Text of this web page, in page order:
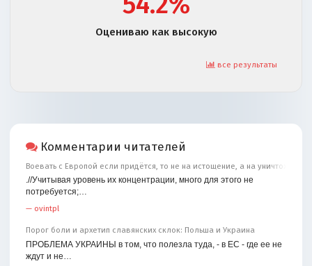
Оцениваю как высокую
все результаты
Комментарии читателей
Воевать с Европой если придётся, то не на истощение, а на уничтожение
.//Учитывая уровень их концентрации, много для этого не
потребуется;…
— ovintpl
Порог боли и архетип славянских склок: Польша и Украина
ПРОБЛЕМА УКРАИНЫ в том, что полезла туда, - в ЕС - где ее не
ждут и не…